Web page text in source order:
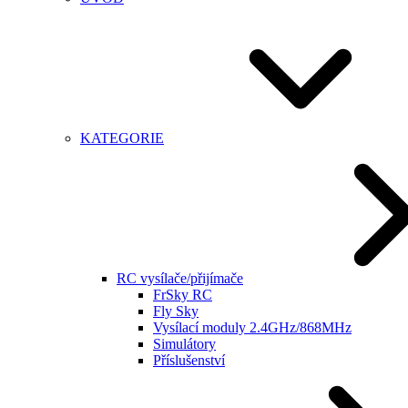
KATEGORIE
RC vysílače/přijímače
FrSky RC
Fly Sky
Vysílací moduly 2.4GHz/868MHz
Simulátory
Příslušenství